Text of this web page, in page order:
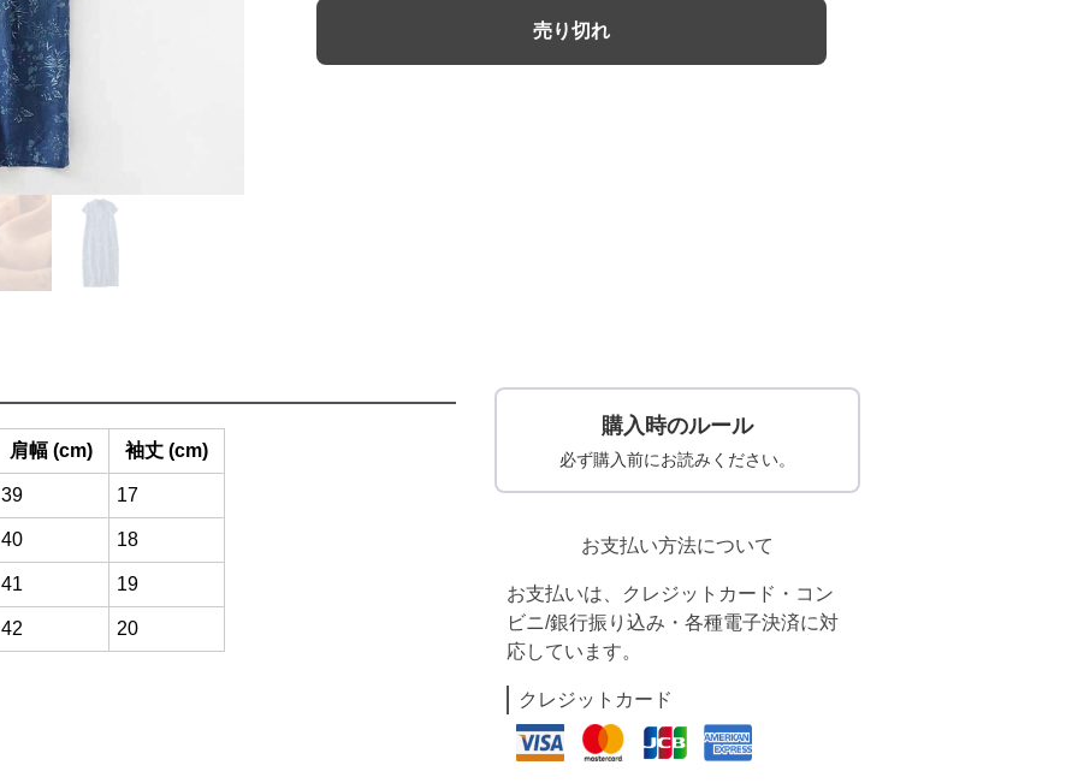
売り切れ
肩幅 (cm) 袖丈 (cm)
39 17
40 18
41 19
42 20
購入時のルール
必ず購入前にお読みください。
お支払い方法について
お支払いは、クレジットカード・コン
ビニ/銀行振り込み・各種電子決済に対
応しています。
クレジットカード